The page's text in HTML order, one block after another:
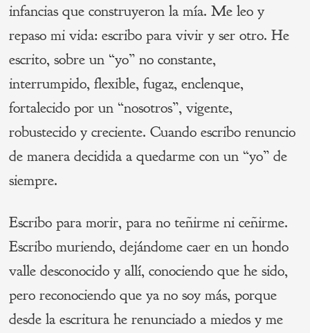
infancias que construyeron la mía. Me leo y
repaso mi vida: escribo para vivir y ser otro. He
escrito, sobre un “yo” no constante,
interrumpido, flexible, fugaz, enclenque,
fortalecido por un “nosotros”, vigente,
robustecido y creciente. Cuando escribo renuncio
de manera decidida a quedarme con un “yo” de
siempre.
Escribo para morir, para no teñirme ni ceñirme.
Escribo muriendo, dejándome caer en un hondo
valle desconocido y allí, conociendo que he sido,
pero reconociendo que ya no soy más, porque
desde la escritura he renunciado a miedos y me